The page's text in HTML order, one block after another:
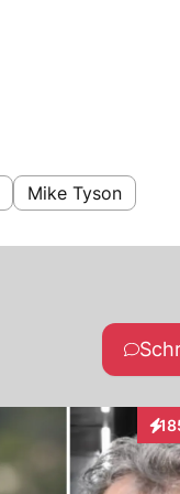
Mike Tyson